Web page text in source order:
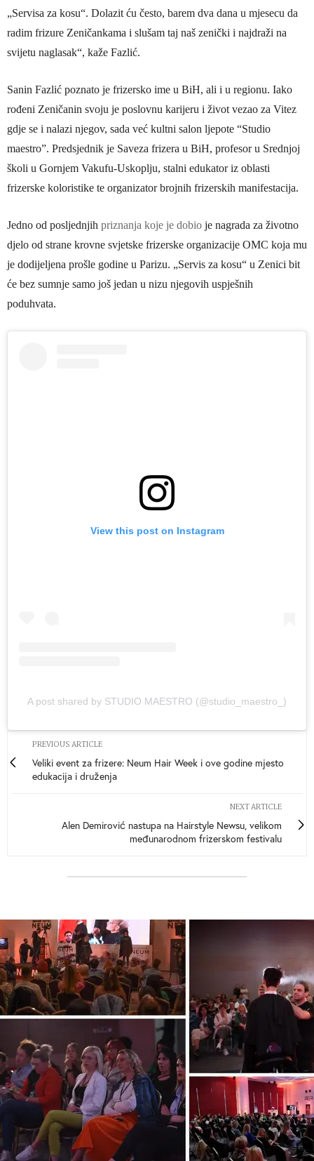
„Servisa za kosu“. Dolazit ću često, barem dva dana u mjesecu da
radim frizure Zeničankama i slušam taj naš zenički i najdraži na
svijetu naglasak“, kaže Fazlić.
Sanin Fazlić poznato je frizersko ime u BiH, ali i u regionu. Iako
rođeni Zeničanin svoju je poslovnu karijeru i život vezao za Vitez
gdje se i nalazi njegov, sada već kultni salon ljepote “Studio
maestro”. Predsjednik je Saveza frizera u BiH, profesor u Srednjoj
školi u Gornjem Vakufu-Uskoplju, stalni edukator iz oblasti
frizerske koloristike te organizator brojnih frizerskih manifestacija.
Jedno od posljednjih priznanja koje je dobio je nagrada za životno
djelo od strane krovne svjetske frizerske organizacije OMC koja mu
je dodijeljena prošle godine u Parizu. „Servis za kosu“ u Zenici bit
će bez sumnje samo još jedan u nizu njegovih uspješnih
poduhvata.
View this post on Instagram
A post shared by STUDIO MAESTRO (@studio_maestro_)
PREVIOUS ARTICLE
Veliki event za frizere: Neum Hair Week i ove godine mjesto
edukacija i druženja
NEXT ARTICLE
Alen Demirović nastupa na Hairstyle Newsu, velikom
međunarodnom frizerskom festivalu